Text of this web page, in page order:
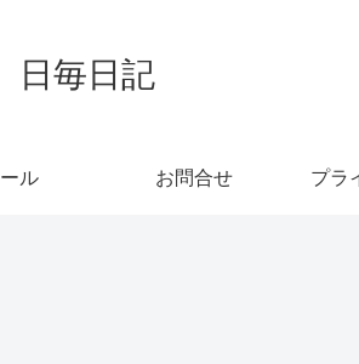
日毎日記
ル お問合せ プラ